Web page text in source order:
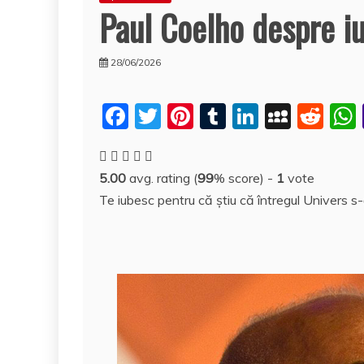
Paul Coelho despre
28/06/2026
F
a
c
e
o
T
itt
er
Pi
er
e
T
m
bl
Li
k
e
M
S
p
e
R
di
5.00 avg. rating (99% score) - 1 vote
Te iubesc pentru că ştiu că întregul Univers